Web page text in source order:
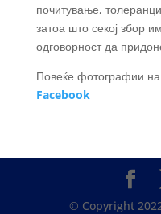
почитување,
затоа што секој збор
одговорност да
Повеќе фотографии
Facebook
© Copyright